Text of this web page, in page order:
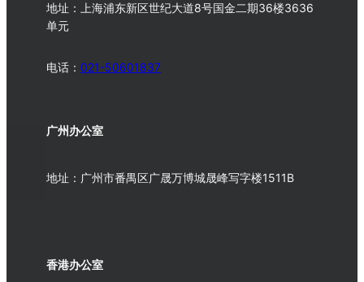
地址：上海浦东新区世纪大道8号国金二期36楼3636
单元
电话：021-50601837
广州办公室
地址：广州市番禺区广晟万博城晟峰写字楼1511B
香港办公室